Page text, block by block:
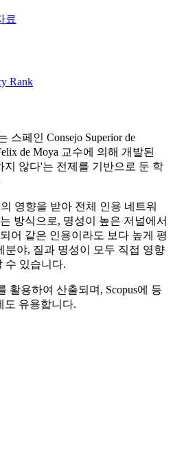
료
스페인 Consejo Superior de
de Moya 교수에 의해 개발된
지 않다'는 전제를 기반으로 둔 학
영향을 받아 전체 인용 네트워
방식으로, 명성이 높은 저널에서
어 같은 인용이라도 보다 높게 평
분야, 질과 명성이 모두 직접 영향
수 있습니다.
활용하여 산출되며, Scopus에 등
도 유용합니다.